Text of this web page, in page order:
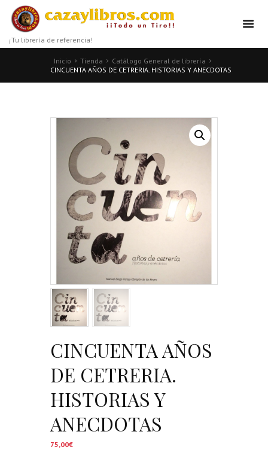
¡Tu librería de referencia!
Inicio Tienda
Catálogo General de librería
CINCUENTA AÑOS DE CETRERIA. HISTORIAS Y ANECDOTAS
CINCUENTA AÑOS
DE CETRERIA.
HISTORIAS Y
ANECDOTAS
75,00€